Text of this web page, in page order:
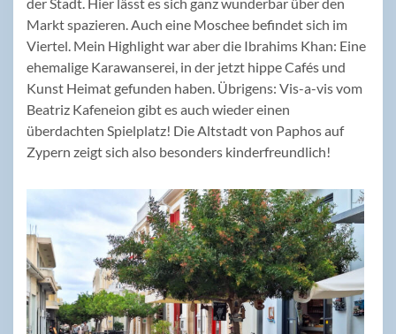
Markt spazieren. Auch eine Moschee befindet sich im
Viertel. Mein Highlight war aber die Ibrahims Khan: Eine
ehemalige Karawanserei, in der jetzt hippe Cafés und
Kunst Heimat gefunden haben. Übrigens: Vis-a-vis vom
Beatriz Kafeneion gibt es auch wieder einen
überdachten Spielplatz! Die Altstadt von Paphos auf
Zypern zeigt sich also besonders kinderfreundlich!